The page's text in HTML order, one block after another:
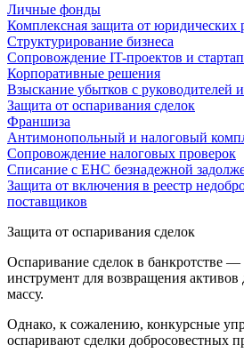
Личные фонды
Комплексная защита от юридических
Структурирование бизнеса
Сопровождение IT-проектов и
Корпоративные решения
Взыскание убытков с руководителей
Защита от оспаривания сделок
Франшиза
Антимонопольный и налоговый
Сопровождение налоговых проверок
Списание с ЕНС безнадежной
Защита от включения в реестр
поставщиков
Защита от оспаривания сделок
Оспаривание сделок в банкротстве
инструмент для возвращения
массу.
Однако, к сожалению, конкурсные
оспаривают сделки добросовестных